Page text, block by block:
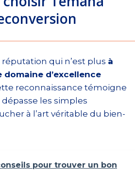
qui n’est plus à
d’excellence
reconnaissance témoigne
dépasse les simples
à l’art véritable du bien-
pour trouver un bon